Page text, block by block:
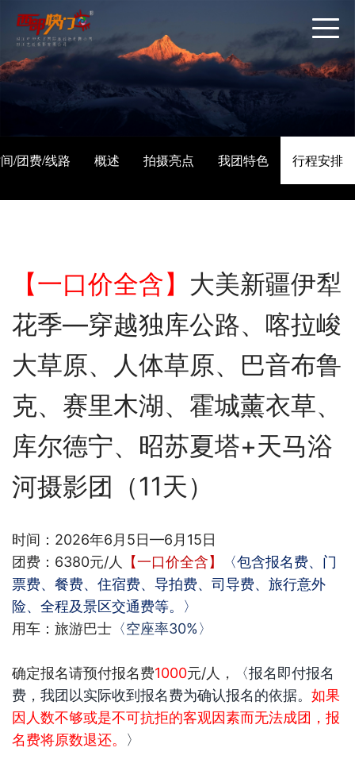
/团费/线路 概述 拍摄亮点 我团特色 行程安排
【一口价全含】 大美新疆伊犁
花季—穿越独库公路、喀拉峻
大草原、人体草原、巴音布鲁
克、赛里木湖、霍城薰衣草、
库尔德宁、昭苏夏塔+天马浴
河摄影团（11天）
时间： 2026年6月5日—6 月15日
团费：6380元/人 【一口价全含】
〈包含报名费、门
票费、餐费、住宿费、导拍费、司导费、旅行意外
险、全程及景区交通费等。〉
用车：旅游巴士 〈空座率30%〉
确定报名请预付报名费1000元/人，
〈报名即付报名
费，我团以实际收到报名费为确认报名的依据。 如果
因人数不够或是不可抗拒的客观因素而无法成团，报
名费将原数退还。 〉